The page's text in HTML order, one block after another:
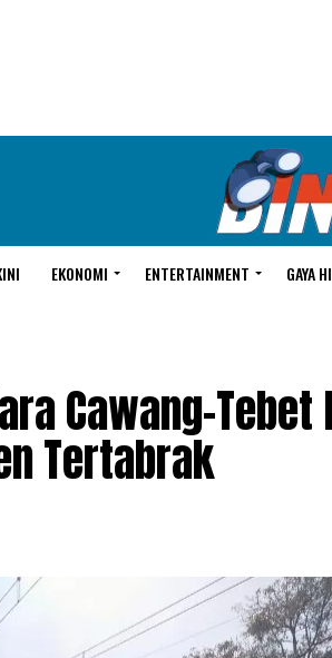
EKONOMI ENTERTAINMENT GAYA
Cawang-Tebet
Tertabrak